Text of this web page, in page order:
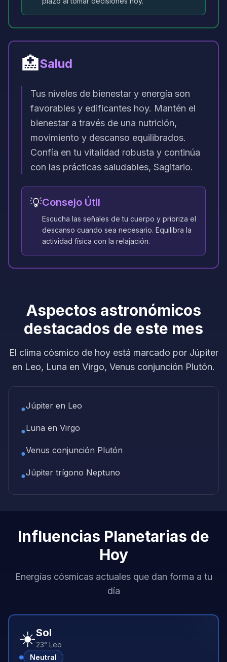
🏥Salud
Tus niveles de bienestar y energía son
favorables y edificantes hoy. Mantén el
bienestar a través de una nutrición,
movimiento y descanso equilibrados.
Confía en tu vitalidad robusta y continúa
con las prácticas saludables, Sagitario.
💡Consejo Útil
Escucha las señales de tu cuerpo y prioriza el
descanso cuando sea necesario. Equilibra la
actividad física con la relajación.
Aspectos astronómicos
destacados de este mes
El clima cósmico de hoy está marcado por Júpiter
en Leo, Luna en Virgo, Venus conjunción Plutón.
●Júpiter en Leo
●Luna en Virgo
●Venus conjunción Plutón
●Júpiter trígono Neptuno
Influencias Planetarias de
Hoy
Energías cósmicas actuales que dan forma a tu
día
☀️Sol
23° Leo
Neutral